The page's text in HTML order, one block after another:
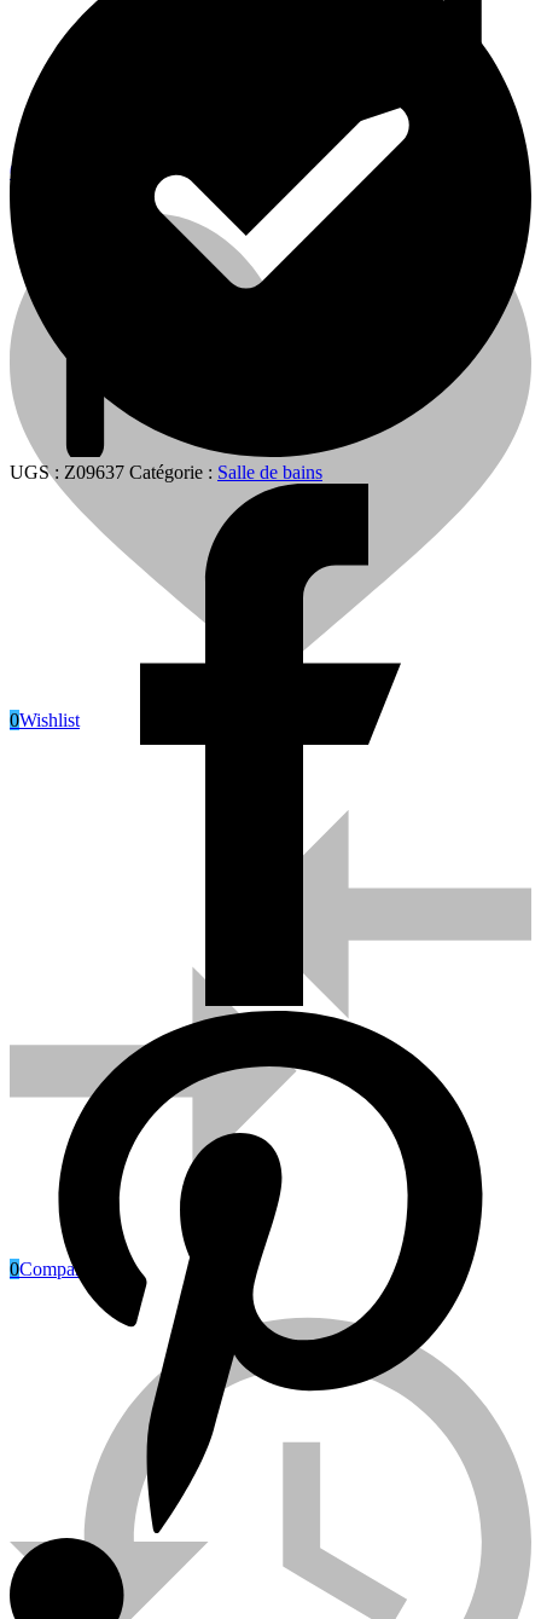
0
0Wishlist
0Compare
UGS : Z09637 Catégorie : Salle de bains